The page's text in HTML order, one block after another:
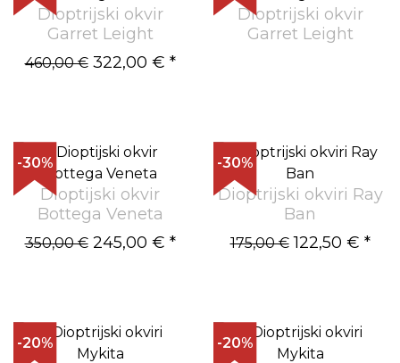
Dioptrijski okvir
Garret Leight
460,00 €322,00 € *
Dioptrijski okvir
Garret Leight
-30%
Dioptijski okvir
Bottega Veneta
350,00 €245,00 € *
-30%
Dioptrijski okviri Ray
Ban
175,00 €122,50 € *
-20% -20%